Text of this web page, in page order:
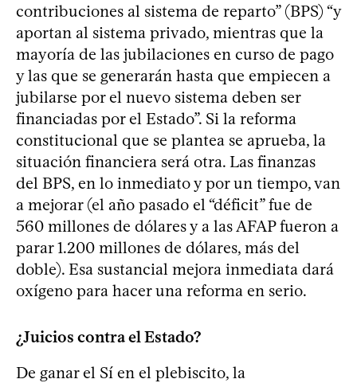
contribuciones al sistema de reparto” (BPS) “y
aportan al sistema privado, mientras que la
mayoría de las jubilaciones en curso de pago
y las que se generarán hasta que empiecen a
jubilarse por el nuevo sistema deben ser
financiadas por el Estado”. Si la reforma
constitucional que se plantea se aprueba, la
situación financiera será otra. Las finanzas
del BPS, en lo inmediato y por un tiempo, van
a mejorar (el año pasado el “déficit” fue de
560 millones de dólares y a las AFAP fueron a
parar 1.200 millones de dólares, más del
doble). Esa sustancial mejora inmediata dará
oxígeno para hacer una reforma en serio.
¿Juicios contra el Estado?
De ganar el Sí en el plebiscito, la